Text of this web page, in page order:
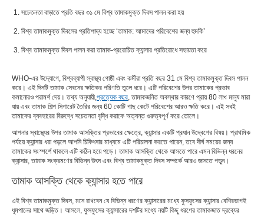
সচেতনতা বাড়াতে প্রতি বছর ৩১ মে বিশ্ব তামাকমুক্ত দিবস পালন করা হয়
বিশ্ব তামাকমুক্ত দিবসের প্রতিপাদ্য হচ্ছে ‘তামাক: আমাদের পরিবেশের জন্য হুমকি’
বিশ্ব তামাকমুক্ত দিবস পালন করা তামাক-প্ররোচিত ক্যান্সার প্রতিরোধে সহায়তা করে
WHO-এর উদ্যোগে, বিশ্বব্যাপী স্বাস্থ্য গোষ্ঠী এবং কর্মীরা প্রতি বছর 31 মে বিশ্ব তামাকমুক্ত দিবস পালন
করে। এই দিনটি তামাক সেবনের ক্ষতিকর পরিণতি তুলে ধরে। এটি পরিবেশের উপর তামাকের প্রভাব
কমানোরও পরামর্শ দেয়। তথ্য অনুযায়ী,প্রত্যেক বছর, তামাকজনিত অবস্থার কারণে প্রায় 80 লাখ মানুষ মারা
যায় এবং তামাক শিল্প সিগারেট তৈরির জন্য 60 কোটি গাছ কেটে পরিবেশের আরও ক্ষতি করে। এই সবই
তামাকের ব্যবহারের বিরুদ্ধে সচেতনতা বৃদ্ধি করাকে অত্যন্ত গুরুত্বপূর্ণ করে তোলে।
আপনার স্বাস্থ্যের উপর তামাক আসক্তির প্রভাবের ক্ষেত্রে, ক্যান্সার একটি প্রধান উদ্বেগের বিষয়। প্রাথমিক
পর্যায়ে ক্যান্সার ধরা পড়লে আপনি চিকিৎসার মাধ্যমে এটি পরিচালনা করতে পারেন, তবে দীর্ঘ সময়ের জন্য
তামাকের সংস্পর্শে থাকলে এটি কঠিন হয়ে পড়ে। তামাক আসক্তি থেকে আসতে পারে এমন বিভিন্ন ধরনের
ক্যান্সার, তামাক সংক্রমণের বিভিন্ন উৎস এবং বিশ্ব তামাকমুক্ত দিবস সম্পর্কে আরও জানতে পড়ুন।
তামাক আসক্তি থেকে ক্যান্সার হতে পারে
এই বিশ্ব তামাকমুক্ত দিবস, মনে রাখবেন যে বিভিন্ন ধরণের ক্যান্সারের মধ্যে ফুসফুসের ক্যান্সার বেশিরভাগই
ধূমপানের সাথে জড়িত। আসলে, ফুসফুসের ক্যান্সারের দশটির মধ্যে নয়টি কিছু ধরণের তামাকজাত দ্রব্যের